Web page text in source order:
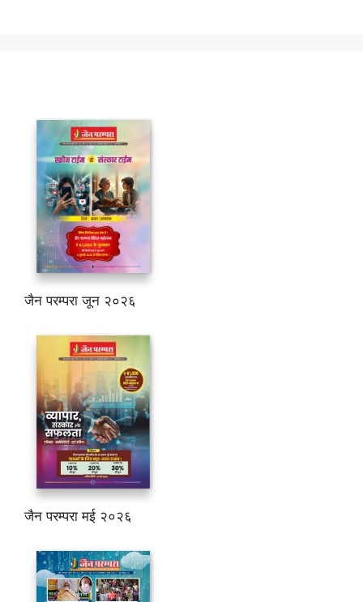
जैन परम्परा जून २०२६
जैन परम्परा मई २०२६